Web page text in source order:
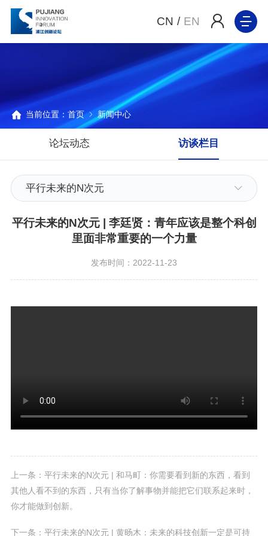
CN / EN
当前位置： 首页 新闻中心
论坛动态 访谈栏目
平行未来的N次元
平行未来的N次元 | 李廷贤：青年应该是整个科创
里面非常重要的一个力量
发布时间：2022-11-23
上一条：平行未来的N次元 | 和马町：你需要看到新的东西，看到
其他人看不到的东西，只有当你了解事物并能把它们联系起来时，
你才能做到创新。
下一条：平行未来的N次元 | 黄旸木：未来的科技创新一定是可持